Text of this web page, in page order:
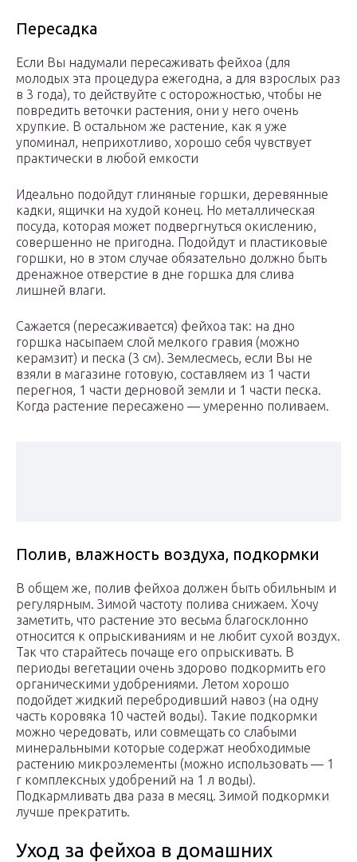
Пересадка
Если Вы надумали пересаживать фейхоа (для
молодых эта процедура ежегодна, а для взрослых раз
в 3 года), то действуйте с осторожностью, чтобы не
повредить веточки растения, они у него очень
хрупкие. В остальном же растение, как я уже
упоминал, неприхотливо, хорошо себя чувствует
практически в любой емкости
Идеально подойдут глиняные горшки, деревянные
кадки, ящички на худой конец. Но металлическая
посуда, которая может подвергнуться окислению,
совершенно не пригодна. Подойдут и пластиковые
горшки, но в этом случае обязательно должно быть
дренажное отверстие в дне горшка для слива
лишней влаги.
Сажается (пересаживается) фейхоа так: на дно
горшка насыпаем слой мелкого гравия (можно
керамзит) и песка (3 см). Землесмесь, если Вы не
взяли в магазине готовую, составляем из 1 части
перегноя, 1 части дерновой земли и 1 части песка.
Когда растение пересажено — умеренно поливаем.
Полив, влажность воздуха, подкормки
В общем же, полив фейхоа должен быть обильным и
регулярным. Зимой частоту полива снижаем. Хочу
заметить, что растение это весьма благосклонно
относится к опрыскиваниям и не любит сухой воздух.
Так что старайтесь почаще его опрыскивать. В
периоды вегетации очень здорово подкормить его
органическими удобрениями. Летом хорошо
подойдет жидкий перебродивший навоз (на одну
часть коровяка 10 частей воды). Такие подкормки
можно чередовать, или совмещать со слабыми
минеральными которые содержат необходимые
растению микроэлементы (можно использовать — 1
г комплексных удобрений на 1 л воды).
Подкармливать два раза в месяц. Зимой подкормки
лучше прекратить.
Уход за фейхоа в домашних